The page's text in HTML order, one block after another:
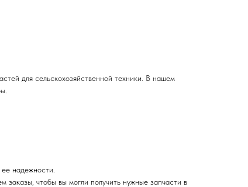
для сельскохозяйственной техники. В нашем
надежности.
чтобы вы могли получить нужные запчасти в